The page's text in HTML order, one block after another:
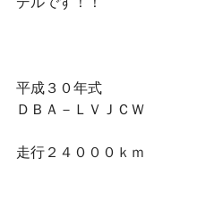
平成３０年式
ＤＢＡ－ＬＶＪＣＷ
走行２４０００ｋｍ